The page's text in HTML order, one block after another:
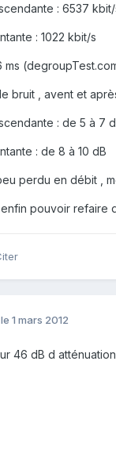
: 6537
: 1022 kbit/s
ms
bruit , avent et
: de 5 à 7
: de 8 à 10 dB
perdu en débit ,
pouvoir refaire
le 1 mars 2012
46 dB d